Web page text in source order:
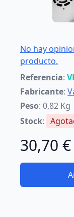
No hay
producto.
Referencia:
Fabricante:
Peso: 0,82 Kg
Stock:
30,70 €